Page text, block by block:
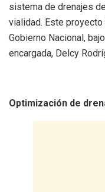
sistema de drenajes
vialidad. Este
Gobierno Nacional,
encargada, Delcy
Optimización de